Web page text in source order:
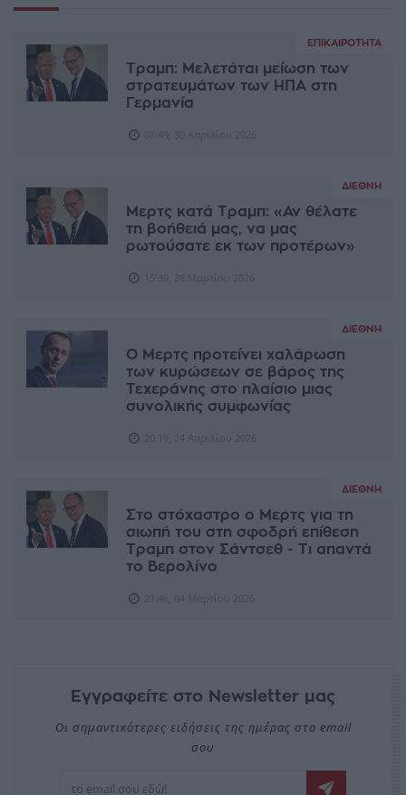
ΕΠΙΚΑΙΡΌΤΗΤΑ
Τραμπ: Μελετάται μείωση των
στρατευμάτων των ΗΠΑ στη
Γερμανία
ΔΙΕΘΝΉ
Μερτς κατά Τραμπ: «Αν θέλατε
τη βοήθειά μας, να μας
ρωτούσατε εκ των προτέρων»
ΔΙΕΘΝΉ
Ο Μερτς προτείνει χαλάρωση
των κυρώσεων σε βάρος της
Τεχεράνης στο πλαίσιο μιας
συνολικής συμφωνίας
ΔΙΕΘΝΉ
Στο στόχαστρο ο Μερτς για τη
σιωπή του στη σφοδρή επίθεση
Τραμπ στον Σάντσεθ - Τι απαντά
το Βερολίνο
Εγγραφείτε στο Newsletter μας
Οι σημαντικότερες ειδήσεις της ημέρας στο email
σου